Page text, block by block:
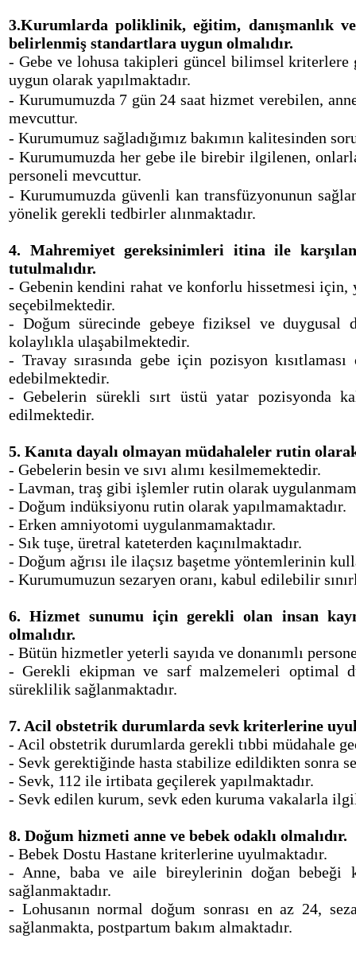
3.Kurumlarda poliklinik, eğitim, danışmanlık
belirlenmiş standartlara uygun olmalıdır.
- Gebe ve lohusa takipleri güncel bilimsel kriterlere
uygun olarak yapılmaktadır.
- Kurumumuzda 7 gün 24 saat hizmet verebilen,
mevcuttur.
- Kurumumuz sağladığımız bakımın kalitesinden
- Kurumumuzda her gebe ile birebir ilgilenen,
personeli mevcuttur.
- Kurumumuzda güvenli kan transfüzyonunun
yönelik gerekli tedbirler alınmaktadır.
4. Mahremiyet gereksinimleri itina ile
tutulmalıdır.
- Gebenin kendini rahat ve konforlu hissetmesi için,
seçebilmektedir.
- Doğum sürecinde gebeye fiziksel ve duygusal
kolaylıkla ulaşabilmektedir.
- Travay sırasında gebe için pozisyon
edebilmektedir.
- Gebelerin sürekli sırt üstü yatar pozisyonda
edilmektedir.
5. Kanıta dayalı olmayan müdahaleler rutin
- Gebelerin besin ve sıvı alımı kesilmemektedir.
- Lavman, traş gibi işlemler rutin olarak
- Doğum indüksiyonu rutin olarak yapılmamaktadır.
- Erken amniyotomi uygulanmamaktadır.
- Sık tuşe, üretral kateterden kaçınılmaktadır.
- Doğum ağrısı ile ilaçsız başetme yöntemlerinin
- Kurumumuzun sezaryen oranı, kabul edilebilir
6. Hizmet sunumu için gerekli olan insan
olmalıdır.
- Bütün hizmetler yeterli sayıda ve donanımlı
- Gerekli ekipman ve sarf malzemeleri optimal
süreklilik sağlanmaktadır.
7. Acil obstetrik durumlarda sevk kriterlerine
- Acil obstetrik durumlarda gerekli tıbbi müdahale
- Sevk gerektiğinde hasta stabilize edildikten sonra
- Sevk, 112 ile irtibata geçilerek yapılmaktadır.
- Sevk edilen kurum, sevk eden kuruma vakalarla
8. Doğum hizmeti anne ve bebek odaklı olmalıdır.
- Bebek Dostu Hastane kriterlerine uyulmaktadır.
- Anne, baba ve aile bireylerinin doğan bebeği
sağlanmaktadır.
- Lohusanın normal doğum sonrası en az 24,
sağlanmakta, postpartum bakım almaktadır.